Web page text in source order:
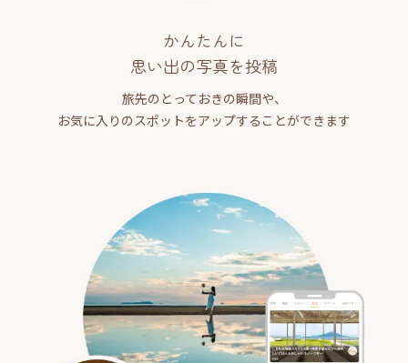
かんたんに
思い出の写真を投稿
旅先のとっておきの瞬間や、
お気に入りのスポットをアップすることができます